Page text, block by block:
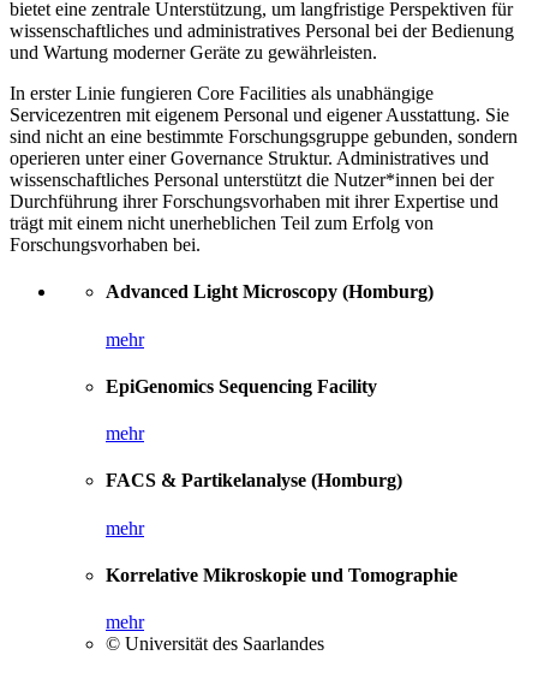
bietet eine zentrale Unterstützung, um langfristige Perspektiven für
wissenschaftliches und administratives Personal bei der Bedienung
und Wartung moderner Geräte zu gewährleisten.
In erster Linie fungieren Core Facilities als unabhängige
Servicezentren mit eigenem Personal und eigener Ausstattung. Sie
sind nicht an eine bestimmte Forschungsgruppe gebunden, sondern
operieren unter einer Governance Struktur. Administratives und
wissenschaftliches Personal unterstützt die Nutzer*innen bei der
Durchführung ihrer Forschungsvorhaben mit ihrer Expertise und
trägt mit einem nicht unerheblichen Teil zum Erfolg von
Forschungsvorhaben bei.
Advanced Light Microscopy (Homburg)
mehr
EpiGenomics Sequencing Facility
mehr
FACS & Partikelanalyse (Homburg)
mehr
Korrelative Mikroskopie und Tomographie
mehr
© Universität des Saarlandes